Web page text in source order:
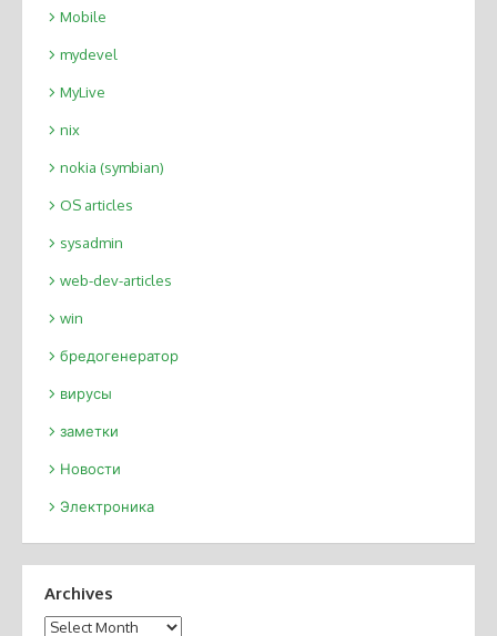
Mobile
mydevel
MyLive
nix
nokia (symbian)
OS articles
sysadmin
web-dev-articles
win
бредогенератор
вирусы
заметки
Новости
Электроника
Archives
Archives